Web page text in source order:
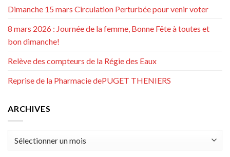
Dimanche 15 mars Circulation Perturbée pour venir voter
8 mars 2026 : Journée de la femme, Bonne Fête à toutes et
bon dimanche!
Relève des compteurs de la Régie des Eaux
Reprise de la Pharmacie dePUGET THENIERS
ARCHIVES